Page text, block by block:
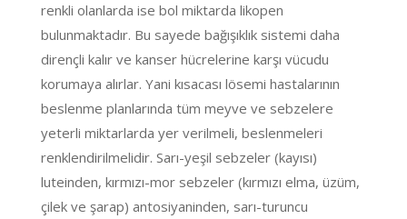
renkli olanlarda ise bol miktarda likopen
bulunmaktadır. Bu sayede bağışıklık sistemi daha
dirençli kalır ve kanser hücrelerine karşı vücudu
korumaya alırlar. Yani kısacası lösemi hastalarının
beslenme planlarında tüm meyve ve sebzelere
yeterli miktarlarda yer verilmeli, beslenmeleri
renklendirilmelidir. Sarı-yeşil sebzeler (kayısı)
luteinden, kırmızı-mor sebzeler (kırmızı elma, üzüm,
çilek ve şarap) antosiyaninden, sarı-turuncu